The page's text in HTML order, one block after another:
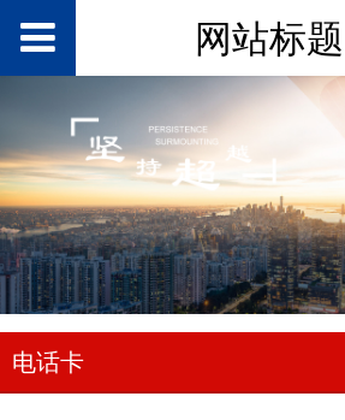
网站标题
电话卡